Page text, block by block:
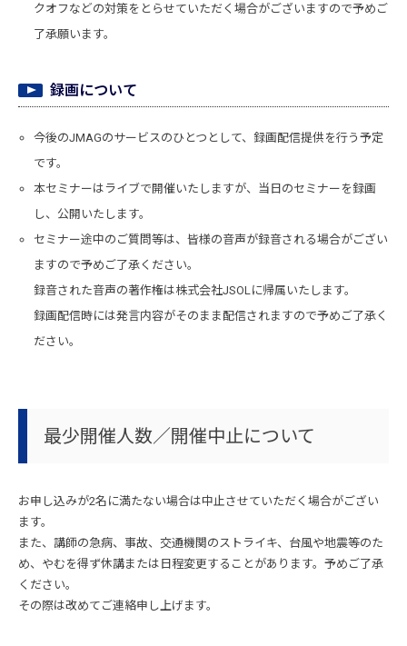
クオフなどの対策をとらせていただく場合がございますので予めご
了承願います。
録画について
今後のJMAGのサービスのひとつとして、録画配信提供を行う予定
です。
本セミナーはライブで開催いたしますが、当日のセミナーを録画
し、公開いたします。
セミナー途中のご質問等は、皆様の音声が録音される場合がござい
ますので予めご了承ください。
録音された音声の著作権は株式会社JSOLに帰属いたします。
録画配信時には発言内容がそのまま配信されますので予めご了承く
ださい。
最少開催人数／開催中止について
お申し込みが2名に満たない場合は中止させていただく場合がござい
ます。
また、講師の急病、事故、交通機関のストライキ、台風や地震等のた
め、やむを得ず休講または日程変更することがあります。予めご了承
ください。
その際は改めてご連絡申し上げます。